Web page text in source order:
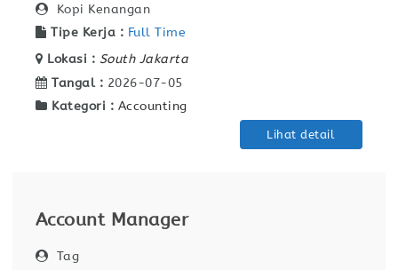
Kopi Kenangan
Tipe Kerja : Full Time
Lokasi : South Jakarta
Tangal : 2026-07-05
Kategori : Accounting
Lihat detail
Account Manager
Tag